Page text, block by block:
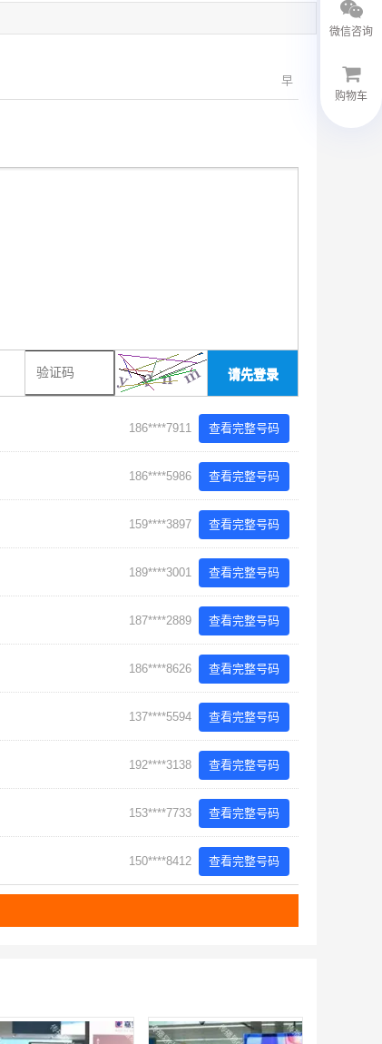
早
请先登录
186****7911 查看完整号码
186****5986 查看完整号码
159****3897 查看完整号码
189****3001 查看完整号码
187****2889 查看完整号码
186****8626 查看完整号码
137****5594 查看完整号码
192****3138 查看完整号码
153****7733 查看完整号码
150****8412 查看完整号码
微信咨询
购物车